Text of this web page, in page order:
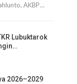
AKBP…
Lubuktarok
2026–2029